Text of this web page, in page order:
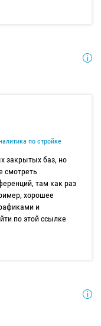
по стройке
закрытых баз, но
смотреть
там как раз
хорошее
и
по этой ссылке